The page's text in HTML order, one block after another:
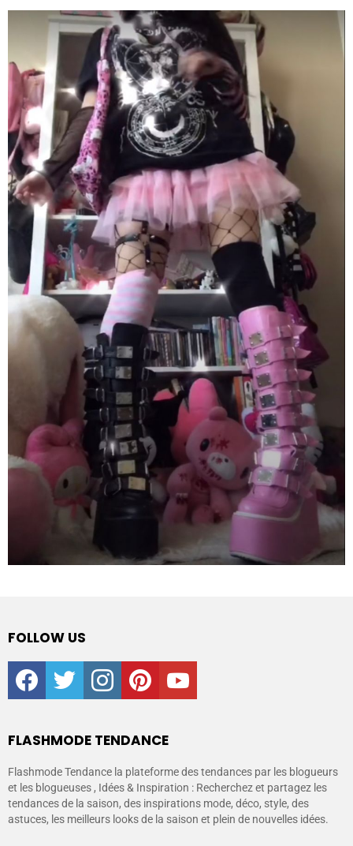
FOLLOW US
facebooktwitter instagrampinterestyoutube
FLASHMODE TENDANCE
Flashmode Tendance la plateforme des tendances par les blogueurs
et les blogueuses , Idées & Inspiration : Recherchez et partagez les
tendances de la saison, des inspirations mode, déco, style, des
astuces, les meilleurs looks de la saison et plein de nouvelles idées.